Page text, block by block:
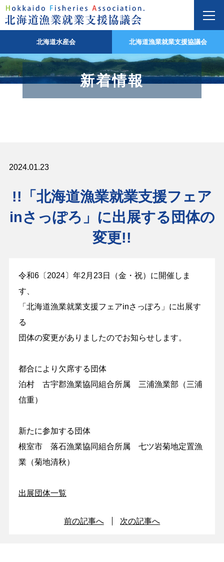
北海道水産会 北海道漁業就業支援協議会
新着情報
2024.01.23
!!「北海道漁業就業支援フェア
inさっぽろ」に出展する団体の
変更!!
令和6〔2024〕年2月23日（金・祝）に開催しま
す、
「北海道漁業就業支援フェアinさっぽろ」に出展す
る
団体の変更がありましたのでお知らせします。
都合により欠席する団体
泊村 古宇郡漁業協同組合所属 三浦漁業部（三浦
信重）
新たに参加する団体
根室市 落石漁業協同組合所属 七ツ岩菊地定置漁
業（菊地清秋）
出展団体一覧
前の記事へ 次の記事へ